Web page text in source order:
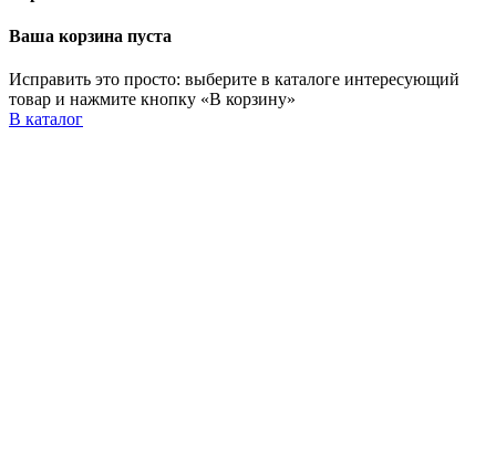
Ваша корзина пуста
Исправить это просто: выберите в каталоге интересующий
товар и нажмите кнопку «В корзину»
В каталог